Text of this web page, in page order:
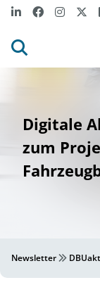
Digitale
zum
Newsletter